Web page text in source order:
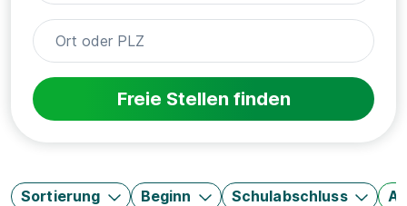
Freie Stellen finden
Sortierung Beginn Schulabschluss